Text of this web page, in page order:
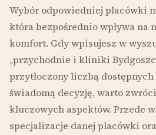
Wybór odpowiedniej placówki
która bezpośrednio wpływa na
komfort. Gdy wpisujesz w
„przychodnie i kliniki
przytłoczony liczbą
świadomą decyzję, warto
kluczowych aspektów. Przede
specjalizacje danej placówki